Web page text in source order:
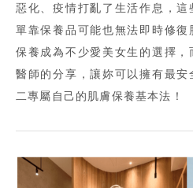
惡化、疫情打亂了生活作息，這
單靠保養品可能也無法即時修
保養成為不少愛美女生的選擇
醫師的分享，讓妳可以擁有最
二專屬自己的肌膚保養基本法！